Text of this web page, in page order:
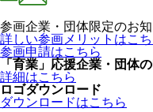
参画企業・団体限定のお知
詳しい参画メリットはこち
参画申請はこちら
「育業」応援企業・団体
詳細はこちら
ロゴダウンロード
ダウンロードはこちら